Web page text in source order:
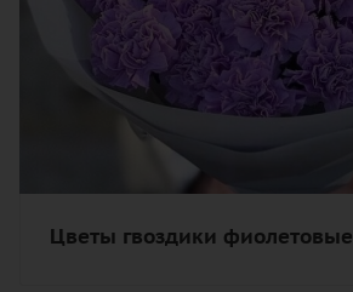
Цветы гвоздики фиолетовые